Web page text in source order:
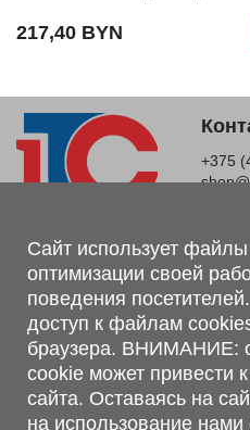
217,40 BYN
+375
Магазин, склад
г. Минск, Минский р-н, п.
223062
г. Брест, ул. Лейтенанта
Обращаем Ваше внимание, что
информация, касающаяся
характеристик, цветовых
Сайт использует
оптимизации своей
поведения
доступ к файлам
браузера. ВНИМАНИЕ:
cookie может привести
сайта. Оставаясь на
на использование нами